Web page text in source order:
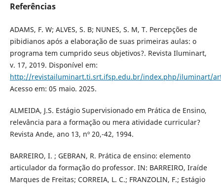
Referências
ADAMS, F. W; ALVES, S. B; NUNES, S. M, T. Percepções de
pibidianos após a elaboração de suas primeiras aulas: o
programa tem cumprido seus objetivos?. Revista Iluminart,
v. 17, 2019. Disponível em:
http://revistailuminart.ti.srt.ifsp.edu.br/index.php/iluminart/
Acesso em: 05 maio. 2025.
ALMEIDA, J.S. Estágio Supervisionado em Prática de Ensino,
relevância para a formação ou mera atividade curricular?
Revista Ande, ano 13, nº 20,-42, 1994.
BARREIRO, I. ; GEBRAN, R. Prática de ensino: elemento
articulador da formação do professor. IN: BARREIRO, Iraíde
Marques de Freitas; CORREIA, L. C.; FRANZOLIN, F.; Estágio